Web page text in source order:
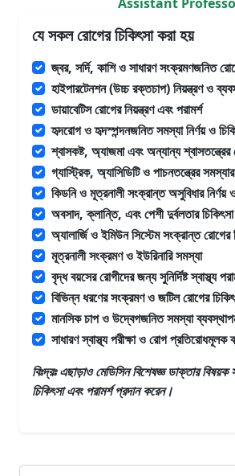
যে সকল রোগের চিকিৎসা করা হয়
জ্বর, সর্দি, কাশি ও সাধারণ সংক্রমণজনিত
হাইপারটেনশন (উচ্চ রক্তচাপ) নিয়ন্ত্রণ ও
ডায়াবেটিস রোগের নিয়ন্ত্রণ এবং পরামর্শ
হৃদরোগ ও হৃদস্পন্দনজনিত সমস্যা নির্ণয় ও
শ্বাসকষ্ট, অ্যাজমা এবং অন্যান্য
গ্যাস্ট্রিক, অ্যাসিডিটি ও পাচনতন্ত্রের
কিডনি ও মূত্রনালী সংক্রান্ত অসুবিধার নির্ণয়
অবসাদ, ক্লান্তি, এবং পেশী দুর্বলতার চিকিৎসা
অ্যালার্জি ও ইমিউন সিস্টেম সংক্রান্ত রোগের
মূত্রনালী সংক্রমণ ও ইউরিনারি সমস্যা
বৃদ্ধ বয়সের রোগীদের জন্য সুনির্দিষ্ট স্বাস্থ্য
বিভিন্ন ধরণের সংক্রমণ ও জটিল রোগের
মানসিক চাপ ও উদ্বেগজনিত সমস্যা
সাধারণ স্বাস্থ্য পরীক্ষা ও রোগ প্রতিরোধমূলক
বিঃদ্রঃ এছাড়াওমেডিসিন বিশেষজ্ঞ ডাক্তারবিষয়ক
চিকিৎসা এবং পরামর্শ প্রদান করেন।